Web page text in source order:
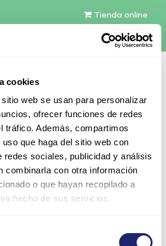
cookies
web se usan para personalizar
ofrecer funciones de redes
tráfico. Además, compartimos
que haga del sitio web con
redes sociales, publicidad y análisis
combinarla con otra información
o que hayan recopilado a
hecho de sus servicios.
Tienda online
Español
Contáctenos
SSD SAS 12Gbp/s SSD para
caddy